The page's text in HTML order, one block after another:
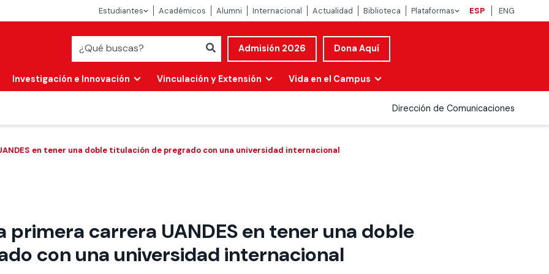
Estudiantes Académicos Alumni Internacional Actualidad Biblioteca Plataformas ESP ENG
Admisión 2026 Dona Aquí
Investigación e Innovación Vinculación y Extensión Vida en el Campus
Dirección de Comunicaciones
en tener una doble titulación de pregrado con una universidad internacional
primera carrera UANDES en tener una doble
con una universidad internacional